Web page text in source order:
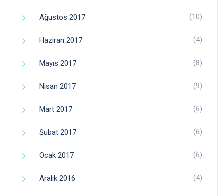
Ağustos 2017 (10)
Haziran 2017 (4)
Mayıs 2017 (8)
Nisan 2017 (9)
Mart 2017 (6)
Şubat 2017 (6)
Ocak 2017 (6)
Aralık 2016 (4)